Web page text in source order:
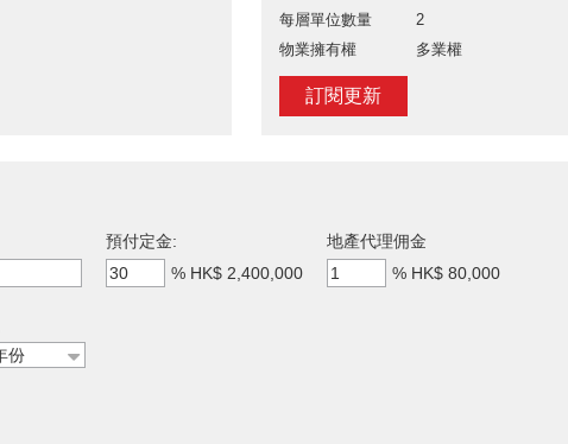
每層單位數量
2
物業擁有權
多業權
訂閱更新
預付定金:
% HK$ 2,400,000
地產代理佣金
% HK$ 80,000